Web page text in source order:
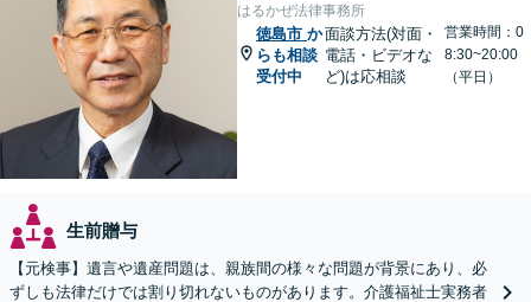
はるかぜ法律事務所
徳島市 か
らも相談
受付中
面談方法(対面・
電話・ビデオな
ど)は応相談
営業時間：0
8:30~20:00
（平日）
生前贈与
【元検事】遺言や遺産問題は、親族間の様々な問題が背景にあり、必
ずしも法律だけでは割り切れないものがあります。介護福祉士実務者